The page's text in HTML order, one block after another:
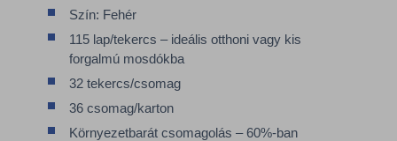
Szín: Fehér
115 lap/tekercs – ideális otthoni vagy kis
forgalmú mosdókba
32 tekercs/csomag
36 csomag/karton
Környezetbarát csomagolás – 60%-ban